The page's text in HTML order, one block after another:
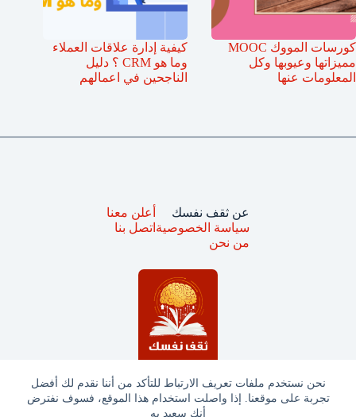
نحن نستخدم ملفات تعريف الارتباط للتأكد من أننا نقدم لك أفضل
تجربة على موقعنا. إذا واصلت استخدام هذا الموقع، فسوف نفترض
أنك سعيد به
كورسات المووك MOOC
مميزاتها وعيوبها وكل
المعلومات عنها
كيفية إدارة علاقات العملاء
وما هو CRM ؟ دليل
الناجحين في اعمالهم
جميع الحقوق محفوظة © ثقف نفسك 2025
عن ثقف نفسك
سياسة الخصوصية
من نحن
أعلن معنا
اتصل بنا